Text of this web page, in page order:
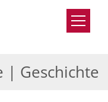
| Geschichte